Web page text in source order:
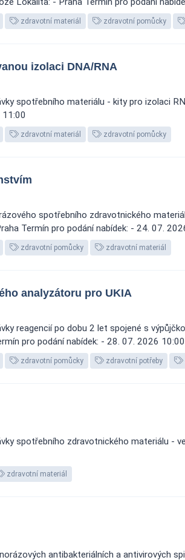
zdravotní materiál zdravotní pomůcky
izolaci DNA/RNA
spotřebního materiálu - kity pro izolaci
11:00
zdravotní materiál zdravotní pomůcky
spotřebního zdravotnického
Termín pro podání nabídek: - 24. 07.
zdravotní pomůcky zdravotní materiál
analyzátoru pro UKIA
reagencií po dobu 2 let spojené s
pro podání nabídek: - 28. 07. 2026 10:00
zdravotní pomůcky zdravotní potřeby
spotřebního zdravotnického materiálu -
zdravotní materiál
antibakteriálních a antivirových